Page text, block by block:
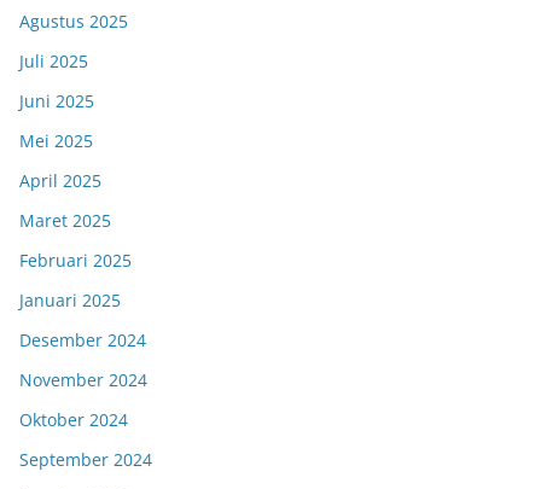
Agustus 2025
Juli 2025
Juni 2025
Mei 2025
April 2025
Maret 2025
Februari 2025
Januari 2025
Desember 2024
November 2024
Oktober 2024
September 2024